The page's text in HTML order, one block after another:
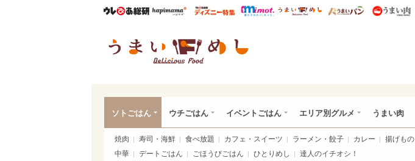
ウレぴあ総研ハピママ* ウレぴあ総研 ディズニー特集
mimot. うまいめし うまいパン
ソトごはん ウチごはん イベントごはん エリア別グルメ うまい肉
焼肉 寿司・海鮮 食べ放題 カフェ・スイーツ ラーメン・餃子 カレー 揚げもの
中華
デートごはん ごほうびごはん ひとりめし 達人のイチオシ！